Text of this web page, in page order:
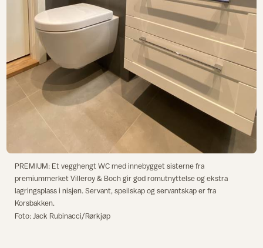
PREMIUM: Et vegghengt WC med innebygget sisterne fra
premiummerket Villeroy & Boch gir god romutnyttelse og ekstra
lagringsplass i nisjen. Servant, speilskap og servantskap er fra
Korsbakken.
Foto: Jack Rubinacci/Rørkjøp